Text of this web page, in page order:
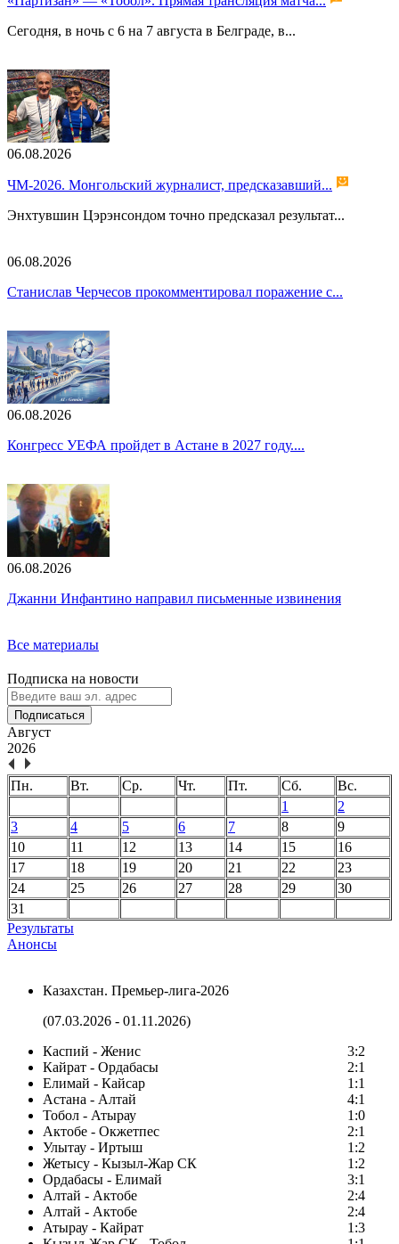
Сегодня, в ночь с 6 на 7 августа в Белграде, в...
06.08.2026
ЧМ-2026. Монгольский журналист, предсказавший...
Энхтувшин Цэрэнсондом точно предсказал результат...
06.08.2026
Станислав Черчесов прокомментировал поражение с...
06.08.2026
Конгресс УЕФА пройдет в Астане в 2027 году....
06.08.2026
Джанни Инфантино направил письменные извинения
Все материалы
Подписка на новости
Подписаться
Август
2026
Пн. Вт. Ср. Чт. Пт. Сб.
Вс.
1
2
3
4 5 6 7 8
9
10
11 12 13 14 15
16
17
18 19 20 21 22
23
24
25 26 27 28 29
30
31
Результаты
Анонсы
Казахстан. Премьер-лига-2026
(07.03.2026 - 01.11.2026)
Каспий - Женис
3:2
Кайрат - Ордабасы
2:1
Елимай - Кайсар
1:1
Астана - Алтай
4:1
Тобол - Атырау
1:0
Актобе - Окжетпес
2:1
Улытау - Иртыш
1:2
Жетысу - Кызыл-Жар СК
1:2
Ордабасы - Елимай
3:1
Алтай - Актобе
2:4
Алтай - Актобе
2:4
Атырау - Кайрат
1:3